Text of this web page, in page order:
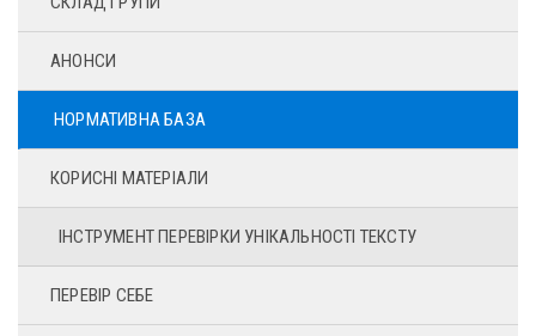
АНОНСИ
НОРМАТИВНА БАЗА
КОРИСНІ МАТЕРІАЛИ
ІНСТРУМЕНТ ПЕРЕВІРКИ УНІКАЛЬНОСТІ ТЕКСТУ
ПЕРЕВІР СЕБЕ